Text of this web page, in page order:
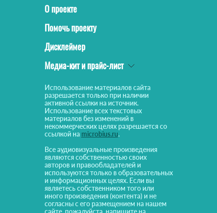
О проекте
Помочь проекту
Дисклеймер
Медиа-кит и прайс-лист
Использование материалов сайта
разрешается только при наличии
активной ссылки на источник.
Использование всех текстовых
материалов без изменений в
некоммерческих целях разрешается со
ссылкой на microbius.ru.
Все аудиовизуальные произведения
являются собственностью своих
авторов и правообладателей и
используются только в образовательных
и информационных целях. Если вы
являетесь собственником того или
иного произведения (контента) и не
согласны с его размещением на нашем
сайте, пожалуйста, напишите на